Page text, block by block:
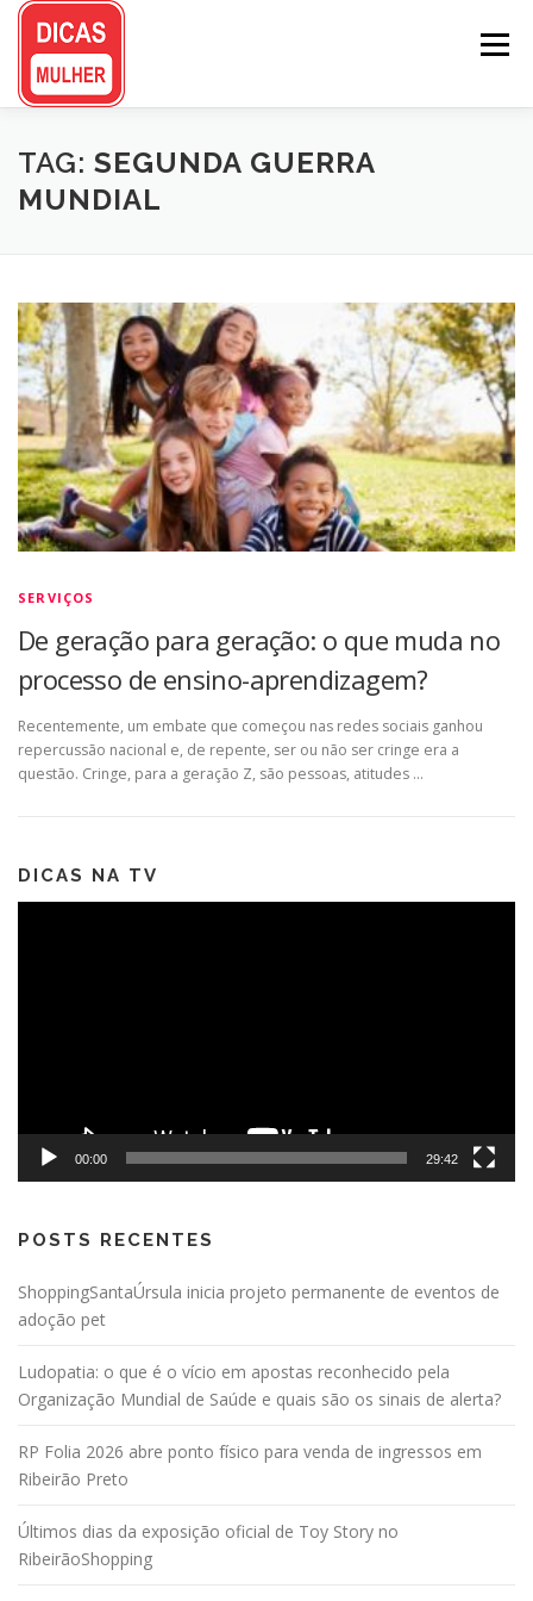
Pular
conteúdo
Menu
TAG: SEGUNDA GUERRA
MUNDIAL
SERVIÇOS
De geração para geração: o que muda no
processo de ensino-aprendizagem?
Recentemente, um embate que começou nas redes sociais ganhou
repercussão nacional e, de repente, ser ou não ser cringe era a
questão. Cringe, para a geração Z, são pessoas, atitudes …
DICAS NA TV
00:00 29:42
POSTS RECENTES
ShoppingSantaÚrsula inicia projeto permanente de eventos de
adoção pet
Ludopatia: o que é o vício em apostas reconhecido pela
Organização Mundial de Saúde e quais são os sinais de alerta?
RP Folia 2026 abre ponto físico para venda de ingressos em
Ribeirão Preto
Últimos dias da exposição oficial de Toy Story no
RibeirãoShopping